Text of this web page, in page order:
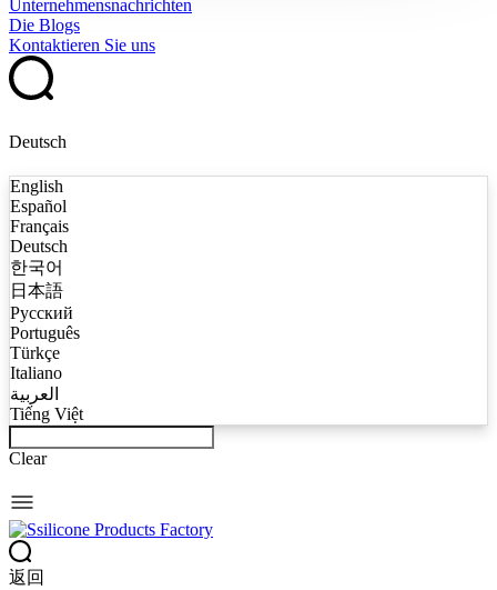
Unternehmensnachrichten
Die Blogs
Kontaktieren Sie uns
Deutsch
English
Español
Français
Deutsch
한국어
日本語
Русский
Português
Türkçe
Italiano
العربية
Tiếng Việt
Clear
返回